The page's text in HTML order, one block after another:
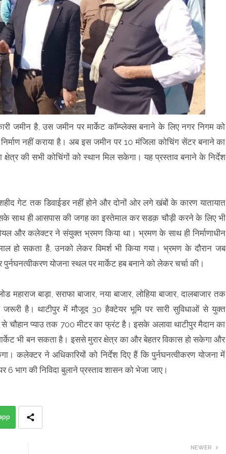
जमीन है, उस जमीन पर मार्केट कॉम्प्लेक्स बनाने के लिए नगर निगम को
नहीं कराया है। अब इस जमीन पर 10 मंजिला कोचिंग सेंटर बनाने का
क्षेत्र की सभी कोचिंगों को स्थान मिल सकेगा। यह प्रस्ताव बनाने के निर्देश
गेट तक डिवाईडर नहीं होने और दोनों ओर लगे खंबों के कारण यातायात
साथ ही आसपास की जगह का इस्तेमाल कर सडक़ चौड़ी करने के लिए भी
और कलेक्टर ने संयुक्त भ्रमण किया था। भ्रमण के साथ ही निर्माणाधीन
हो सकता है, उनको लेकर विमर्श भी किया गया। भ्रमण के दौरान जब
योजना स्थल पर मार्केट हब बनाने को लेकर चर्चा की।
बाड़ा, सराफा बाजार, नया बाजार, लोहिया बाजार, दालबाजार तक
है। थाटीपुर में मौजूद 30 हैक्टेयर भूमि पर सारी सुविधाओं से युक्त
से चौहान प्याउ तक 700 मीटर का फ्रंट है। इसके अलावा थाटीपुर मैदान का
भी बन सकता है। इससे मुरार क्षेत्र का और बेहतर विकास हो सकेगा और
कलेक्टर ने अधिकारियों को निर्देश दिए हैं कि पुर्नघनत्वीकरण योजना में
भाग की निविदा बुलाने प्रस्ताव शासन को भेजा जाए।
NEWER